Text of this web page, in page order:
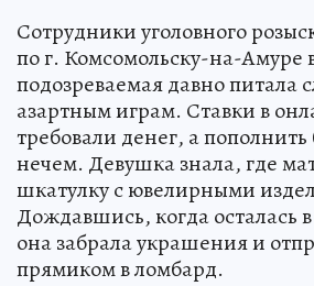
Сотрудники уголовного
по г. Комсомольску-на-Амуре
подозреваемая давно питала
азартным играм. Ставки в
требовали денег, а
нечем. Девушка знала, где
шкатулку с ювелирными
Дождавшись, когда осталась
она забрала украшения и
прямиком в ломбард.